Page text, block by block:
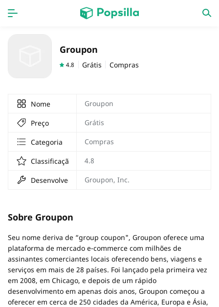
Groupon
4.8 Grátis Compras
Nome Groupon
Preço Grátis
Categoria Compras
Classificação 4.8
Desenvolvedor Groupon, Inc.
Sobre Groupon
Seu nome deriva de “group coupon", Groupon oferece uma
plataforma de mercado e-commerce com milhões de
assinantes comerciantes locais oferecendo bens, viagens e
serviços em mais de 28 países. Foi lançado pela primeira vez
em 2008, em Chicago, e depois de um rápido
desenvolvimento em apenas dois anos, Groupon começou a
oferecer em cerca de 250 cidades da América, Europa e Ásia,